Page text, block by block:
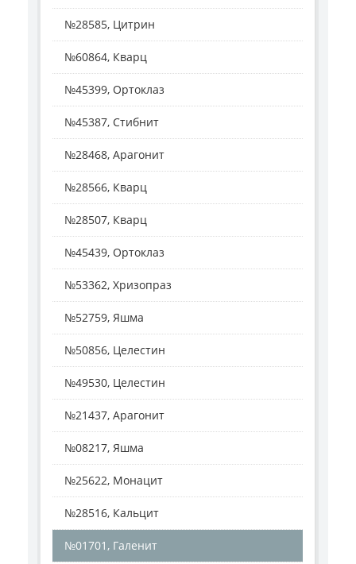
№28585, Цитрин
№60864, Кварц
№45399, Ортоклаз
№45387, Стибнит
№28468, Арагонит
№28566, Кварц
№28507, Кварц
№45439, Ортоклаз
№53362, Хризопраз
№52759, Яшма
№50856, Целестин
№49530, Целестин
№21437, Арагонит
№08217, Яшма
№25622, Монацит
№28516, Кальцит
№01701, Галенит